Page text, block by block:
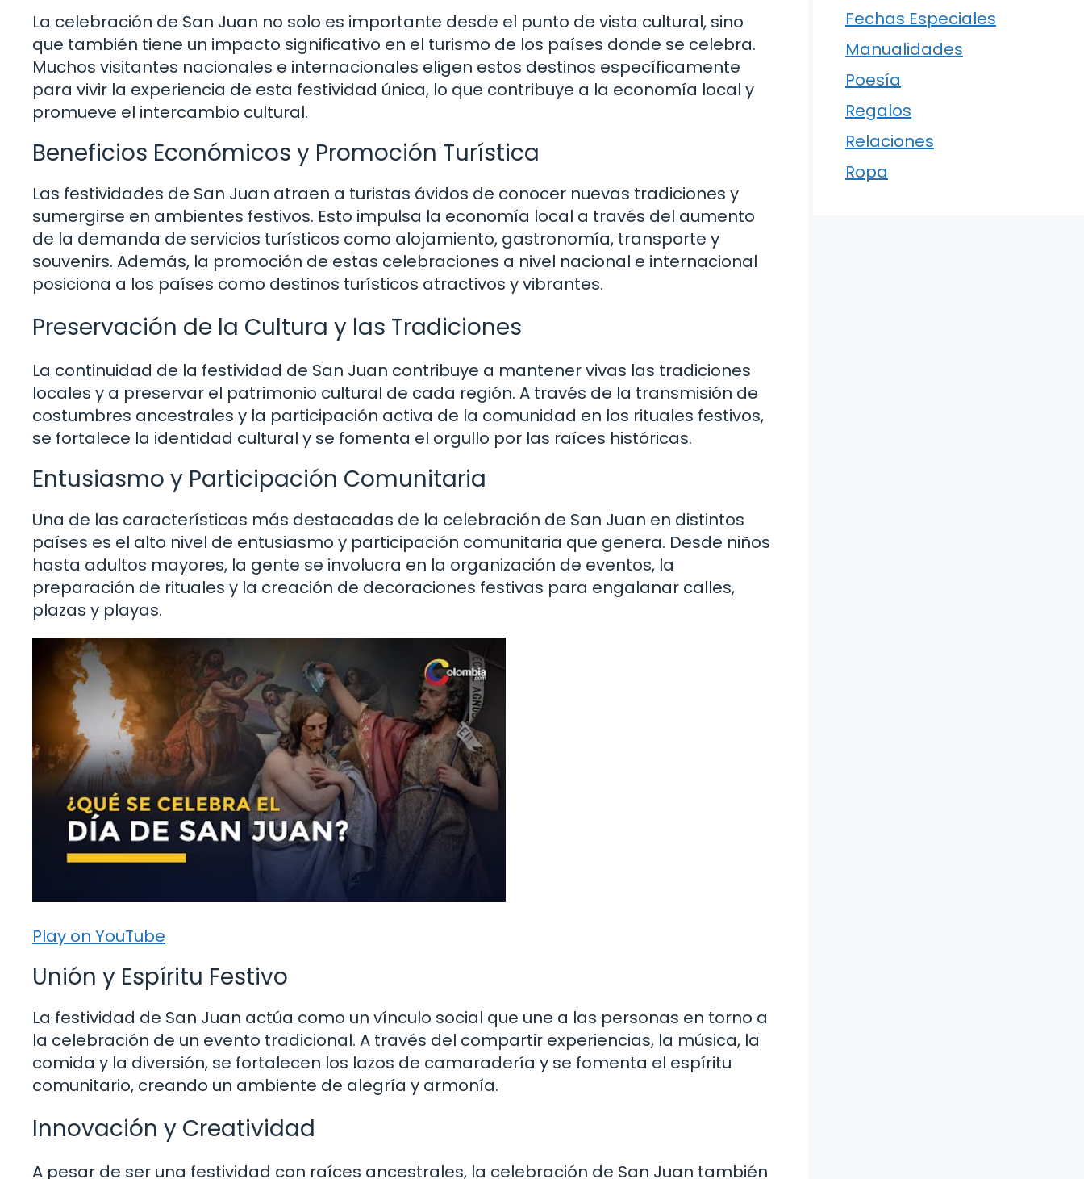
La celebración de San Juan no solo es importante desde el punto de vista cultural, sino
que también tiene un impacto significativo en el turismo de los países donde se celebra.
Muchos visitantes nacionales e internacionales eligen estos destinos específicamente
para vivir la experiencia de esta festividad única, lo que contribuye a la economía local y
promueve el intercambio cultural.
Beneficios Económicos y Promoción Turística
Las festividades de San Juan atraen a turistas ávidos de conocer nuevas tradiciones y
sumergirse en ambientes festivos. Esto impulsa la economía local a través del aumento
de la demanda de servicios turísticos como alojamiento, gastronomía, transporte y
souvenirs. Además, la promoción de estas celebraciones a nivel nacional e internacional
posiciona a los países como destinos turísticos atractivos y vibrantes.
Preservación de la Cultura y las Tradiciones
La continuidad de la festividad de San Juan contribuye a mantener vivas las tradiciones
locales y a preservar el patrimonio cultural de cada región. A través de la transmisión de
costumbres ancestrales y la participación activa de la comunidad en los rituales festivos,
se fortalece la identidad cultural y se fomenta el orgullo por las raíces históricas.
Entusiasmo y Participación Comunitaria
Una de las características más destacadas de la celebración de San Juan en distintos
países es el alto nivel de entusiasmo y participación comunitaria que genera. Desde niños
hasta adultos mayores, la gente se involucra en la organización de eventos, la
preparación de rituales y la creación de decoraciones festivas para engalanar calles,
plazas y playas.
Play on YouTube
Unión y Espíritu Festivo
La festividad de San Juan actúa como un vínculo social que une a las personas en torno a
la celebración de un evento tradicional. A través del compartir experiencias, la música, la
comida y la diversión, se fortalecen los lazos de camaradería y se fomenta el espíritu
comunitario, creando un ambiente de alegría y armonía.
Innovación y Creatividad
A pesar de ser una festividad con raíces ancestrales, la celebración de San Juan también
Fechas Especiales
Manualidades
Poesía
Regalos
Relaciones
Ropa